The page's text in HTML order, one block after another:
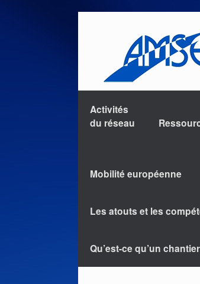
Activités
du réseau
Mobilité européenne
Les atouts et les
Qu’est-ce qu’un